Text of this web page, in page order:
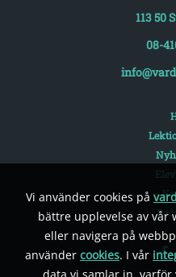
Vi använder cookies på
bättre upplevelse av vår
eller navigera på
använder cookies. I vår
113 50
08-